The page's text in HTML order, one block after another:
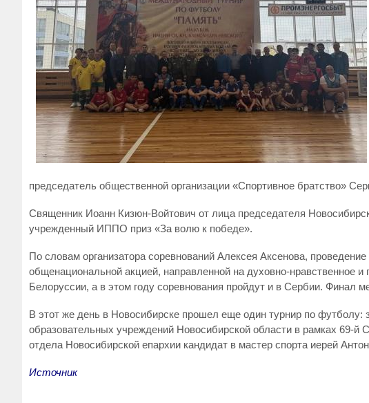
председатель общественной организации «Спортивное братство»
Священник Иоанн Кизюн-Войтович от лица председателя
учрежденный ИППО приз «За волю к победе».
По словам организатора соревнований Алексея Аксенова,
общенациональной акцией, направленной на духовно-нравственное
Белоруссии, а в этом году соревнования пройдут и в Сербии. Финал
В этот же день в Новосибирске прошел еще один турнир по футболу:
образовательных учреждений Новосибирской области в рамках 69-й
отдела Новосибирской епархии кандидат в мастер спорта иерей
Источник